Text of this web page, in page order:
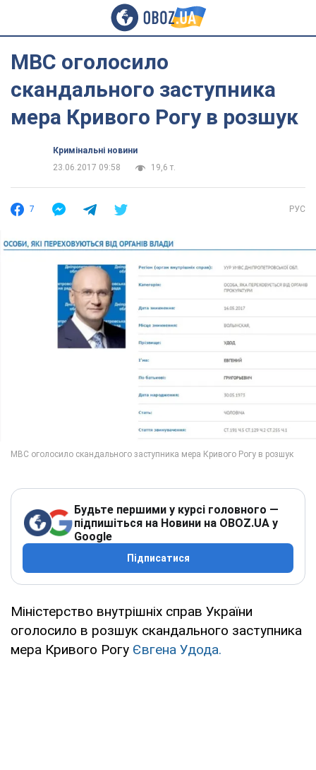
МВС оголосило
скандального заступника
мера Кривого Рогу в розшук
Кримінальні новини
23.06.2017 09:58
19,6 т.
7 РУС
Будьте першими у курсі головного —
підпишіться на Новини на OBOZ.UA у
Google
Підписатися
Міністерство внутрішніх справ України
оголосило в розшук скандального заступника
мера Кривого Рогу Євгена Удода.